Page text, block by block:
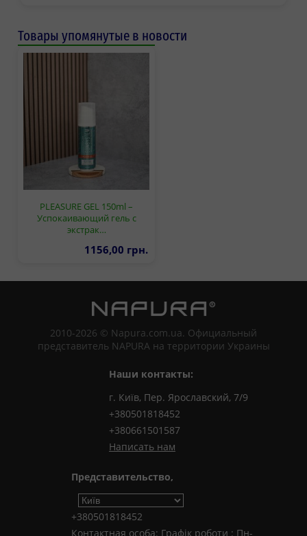
Товары упомянутые в новости
PLEASURE GEL 150ml –
Успокаивающий гель с
экстрак…
1156,00 грн.
2010-2026 © Napura.com.ua. Официальный
представитель NAPURA на территории Украины
Наши контакты:
г. Київ, Пер. Ярославский, 7/9
+380501818452
+380661501587
Написать нам
Представительство,
+380501818452
Контактная особа: Графік роботи : Пн-